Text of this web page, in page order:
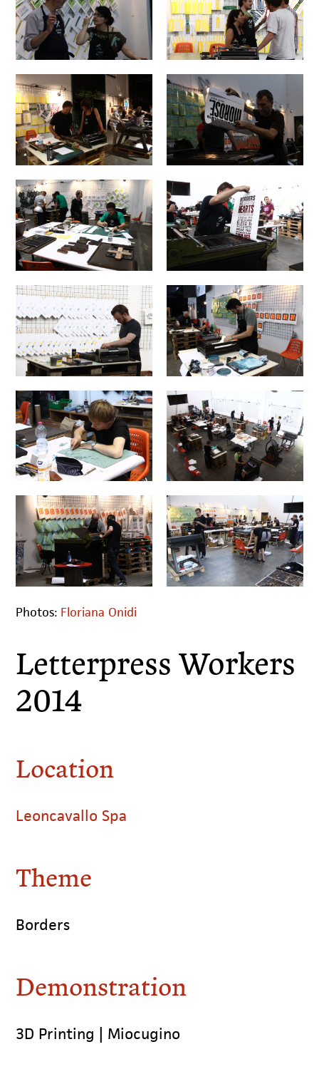
Photos: Floriana Onidi
Letterpress Workers
2014
Location
Leoncavallo Spa
Theme
Borders
Demonstration
3D Printing | Miocugino